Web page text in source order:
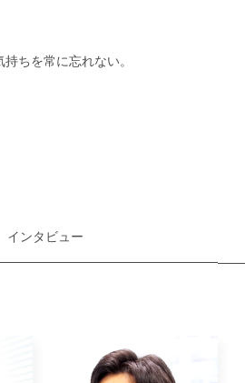
ちを常に忘れない。
インタビュー